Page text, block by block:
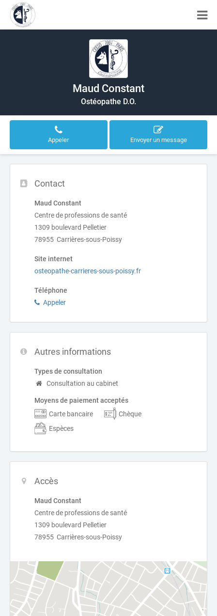
Maud Constant
Ostéopathe D.O.
Appeler Envoyer un message
Contact
Maud Constant
Centre de professions de santé
1309 boulevard Pelletier
78955 Carrières-sous-Poissy
Site internet
osteopathe-carrieres-sous-poissy.fr
Téléphone
Appeler
Autres informations
Types de consultation
Consultation au cabinet
Moyens de paiement acceptés
Carte bancaire
Chèque
Espèces
Accès
Maud Constant
Centre de professions de santé
1309 boulevard Pelletier
78955 Carrières-sous-Poissy